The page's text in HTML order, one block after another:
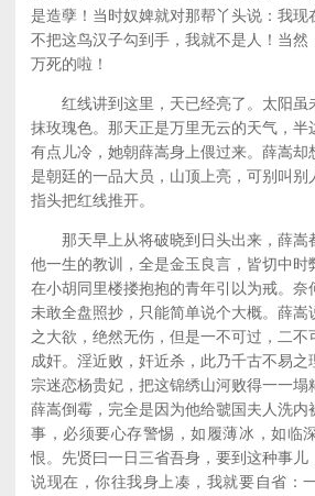
是造孽！当时奴婢就对那帮丫头说：我现
不把这鸟汉子勾到手，我就不是人！当然
万死的啦！
红线讲到这里，天已经亮了。太阳虽
抹玫瑰色。那天正是万里无云的天气，半
有点儿冷，她朝薛嵩身上偎过来。薛嵩却
是朝廷的一品大员，山顶上亮，可别叫别
指头把红线推开。
那天早上从将破晓到日头出来，薛嵩
他一生的教训，全是金玉良言，皆切中时
在小胡同里楼搂抱抱的青年引以为戒。奈
未敢全盘照抄，只能简单说个大概。薛嵩
之大欲，绝然无伤，但是一不可过，二不
成奸。淫近败，奸近杀，此乃千古不易
宗迷恋杨贵妃，把这锦绣山河败得一一塌
薛嵩倒霉，完全是因为他给虢国夫人洗内
事，必须要心存警惕，如履薄冰，如临
恨。先贤曰一日三省吾身，要到这种事儿
说现在，你往我身上凑，我就要自省：